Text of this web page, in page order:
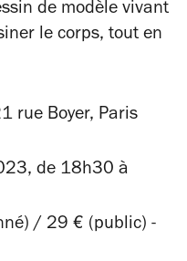
de modèle vivant
le corps, tout en
rue Boyer, Paris
de 18h30 à
/ 29 € (public) -